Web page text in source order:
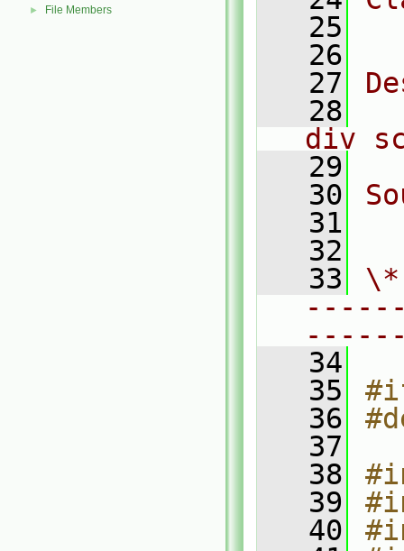
► File Members
   25
   26
   27
   28
div
   29
   30
   31
   32
   33
   34
   35
   36
   37
   38
   39
   40